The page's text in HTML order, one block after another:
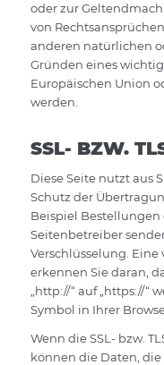
oder zur
von
anderen natürlichen
Gründen eines
Europäischen Union
werden.
SSL- BZW.
Diese Seite nutzt aus
Schutz der
Beispiel Bestellungen
Seitenbetreiber
Verschlüsselung.
erkennen Sie daran,
„http://“ auf „https://“
Symbol in Ihrer
Wenn die SSL- bzw.
können die Daten,